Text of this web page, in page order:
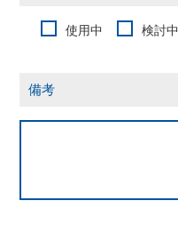
使用中 検討中
備考